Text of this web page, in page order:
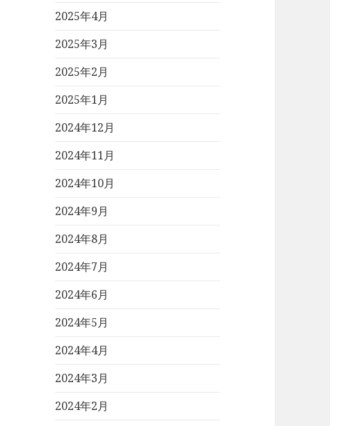
2025年4月
2025年3月
2025年2月
2025年1月
2024年12月
2024年11月
2024年10月
2024年9月
2024年8月
2024年7月
2024年6月
2024年5月
2024年4月
2024年3月
2024年2月